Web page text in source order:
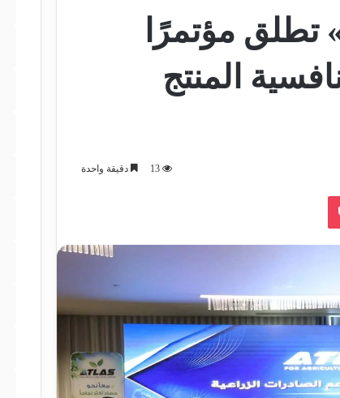
تطلق مؤتمرًا
المنتج
13 دقيقة واحدة